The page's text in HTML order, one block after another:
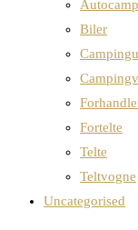
Biler
Fortelte
Telte
Teltvogne
Uncategorised